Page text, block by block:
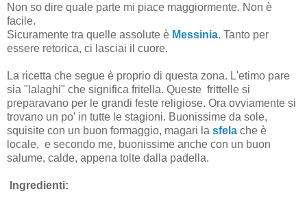
Non so dire quale parte mi piace maggiormente. Non è
facile.
Sicuramente tra quelle assolute è Messinia. Tanto per
essere retorica, ci lasciai il cuore.
La ricetta che segue è proprio di questa zona. L'etimo pare
sia "lalaghi" che significa fritella. Queste frittelle si
preparavano per le grandi feste religiose. Ora ovviamente si
trovano un po’ in tutte le stagioni. Buonissime da sole,
squisite con un buon formaggio, magari la sfela che è
locale, e secondo me, buonissime anche con un buon
salume, calde, appena tolte dalla padella.
Ingredienti: